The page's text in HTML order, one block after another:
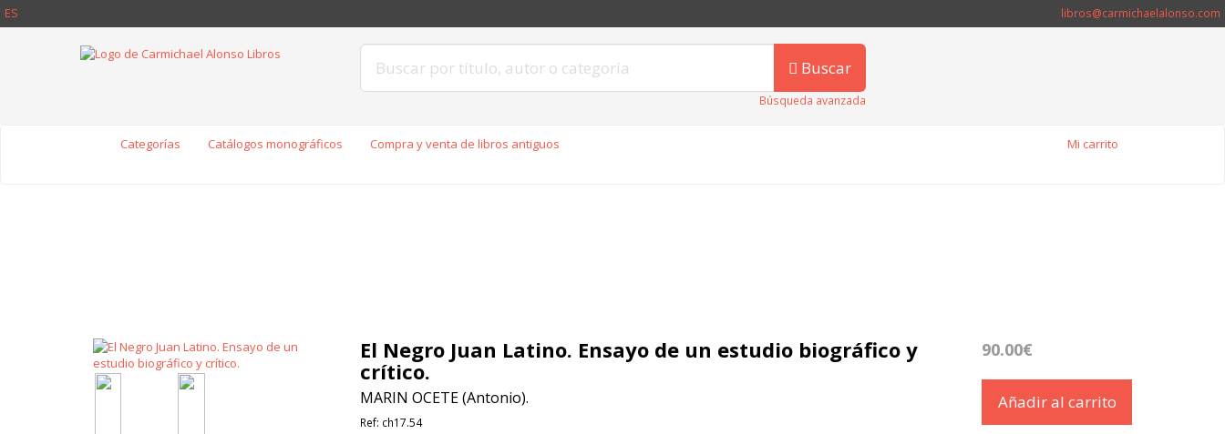
ES libros@carmichaelalonso.com
Buscar
Búsqueda avanzada
Categorías Catálogos monográficos Compra y venta de libros antiguos Mi carrito
El Negro Juan Latino. Ensayo de un estudio biográfico y
crítico.
MARIN OCETE (Antonio).
Ref: ch17.54
90.00€
Añadir al carrito